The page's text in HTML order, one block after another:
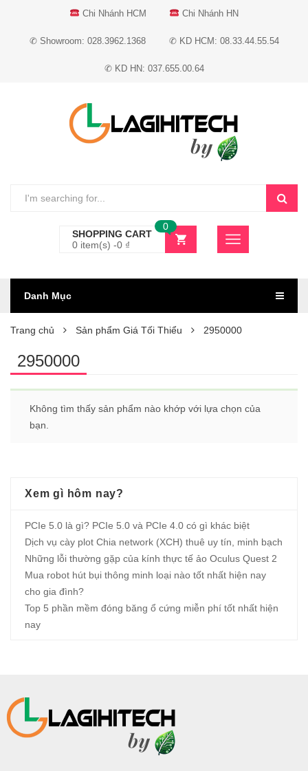
Chi Nhánh HCM Chi Nhánh HN
✆ Showroom: 028.3962.1368 ✆ KD HCM: 08.33.44.55.54
✆ KD HN: 037.655.00.64
SHOPPING CART
0 item(s) -0 ₫
0
Danh Mục
Trang chủ Sản phẩm Giá Tối Thiểu 2950000
2950000
Không tìm thấy sản phẩm nào khớp với lựa chọn của
bạn.
Xem gì hôm nay?
PCIe 5.0 là gì? PCIe 5.0 và PCIe 4.0 có gì khác biệt
Dịch vụ cày plot Chia network (XCH) thuê uy tín, minh bạch
Những lỗi thường gặp của kính thực tế ảo Oculus Quest 2
Mua robot hút bụi thông minh loại nào tốt nhất hiện nay
cho gia đình?
Top 5 phần mềm đóng băng ổ cứng miễn phí tốt nhất hiện
nay